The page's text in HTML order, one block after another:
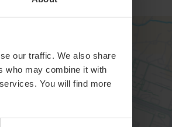
our traffic. We also share
who may combine it with
You will find more